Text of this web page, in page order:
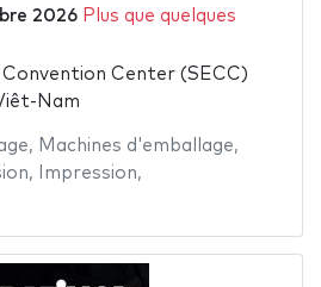
2026 Plus que quelques
Center (SECC)
Nam
, Machines d'emballage,
, Impression,